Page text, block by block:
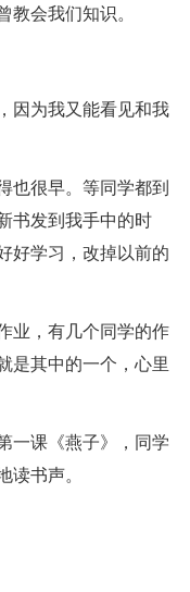
教会我们知识。
因为我又能看见和我
也很早。等同学都到
书发到我手中的时
好学习，改掉以前的
业，有几个同学的作
是其中的一个，心里
一课《燕子》，同学
读书声。